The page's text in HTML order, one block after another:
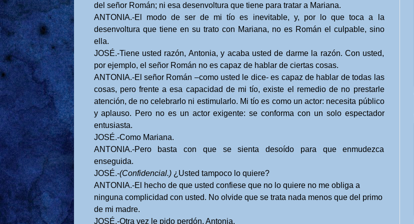
del señor Román; ni esa desenvoltura que tiene para tratar a Mariana.
ANTONIA.-El modo de ser de mi tío es inevitable, y, por lo que toca a la
desenvoltura que tiene en su trato con Mariana, no es Román el culpable, sino
ella.
JOSÉ.-Tiene usted razón, Antonia, y acaba usted de darme la razón. Con usted,
por ejemplo, el señor Román no es capaz de hablar de ciertas cosas.
ANTONIA.-El señor Román –como usted le dice- es capaz de hablar de todas las
cosas, pero frente a esa capacidad de mi tío, existe el remedio de no prestarle
atención, de no celebrarlo ni estimularlo. Mi tío es como un actor: necesita público
y aplauso. Pero no es un actor exigente: se conforma con un solo espectador
entusiasta.
JOSÉ.-Como Mariana.
ANTONIA.-Pero basta con que se sienta desoído para que enmudezca
enseguida.
JOSÉ.-(Confidencial.)¿Usted tampoco lo quiere?
ANTONIA.-El hecho de que usted confiese que no lo quiere no me obliga a
ninguna complicidad con usted. No olvide que se trata nada menos que del primo
de mi madre.
JOSÉ.-Otra vez le pido perdón, Antonia.